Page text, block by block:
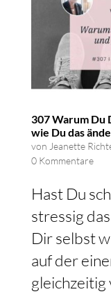
307 Warum Du
wie Du das
von Jeanette
0 Kommentare
Hast Du
stressig
Dir selbst
auf der
gleichzeitig